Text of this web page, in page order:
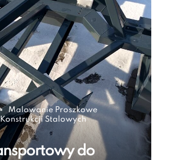
Malowanie Proszkowe
Stalowych
do